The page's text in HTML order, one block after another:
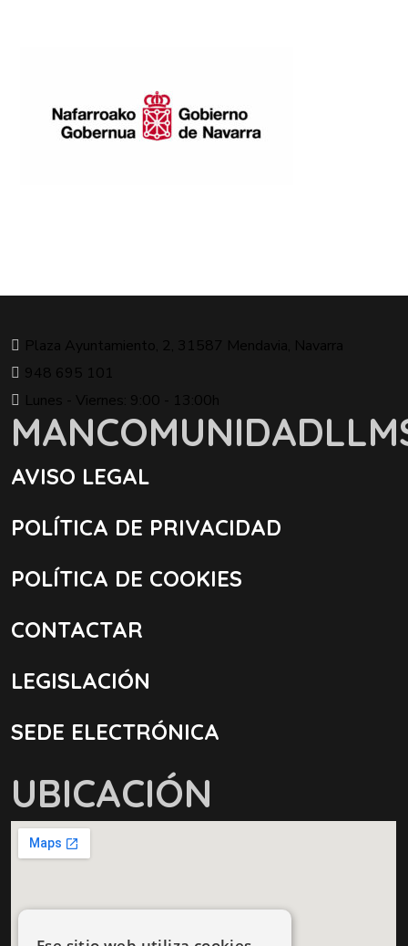
Plaza Ayuntamiento, 2, 31587 Mendavia, Navarra
948 695 101
Lunes - Viernes: 9:00 - 13:00h
AVISO LEGAL
POLÍTICA DE PRIVACIDAD
POLÍTICA DE COOKIES
CONTACTAR
LEGISLACIÓN
SEDE ELECTRÓNICA
UBICACIÓN